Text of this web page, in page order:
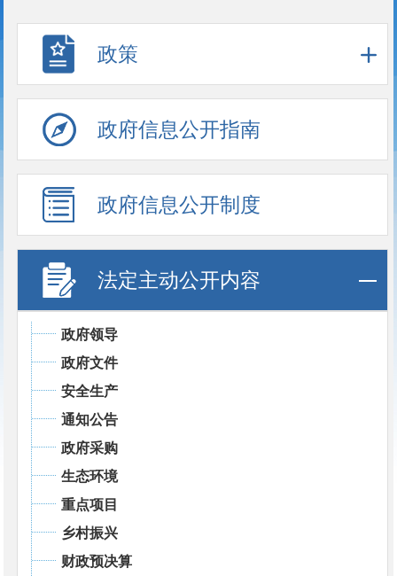
政策
政府信息公开指南
政府信息公开制度
法定主动公开内容
政府领导
政府文件
安全生产
通知公告
政府采购
生态环境
重点项目
乡村振兴
财政预决算